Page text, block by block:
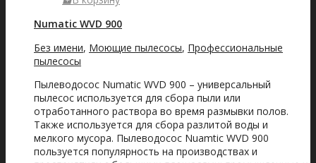
Numatic WVD 900
Без имени, Моющие пылесосы, Профессиональные
пылесосы
Пылеводосос Numatic WVD 900 – универсальный
пылесос используется для сбора пыли или
отработанного раствора во время размывки полов.
Также используется для сбора разлитой воды и
мелкого мусора. Пылеводосос Nuamtic WVD 900
пользуется популярность на производствах и